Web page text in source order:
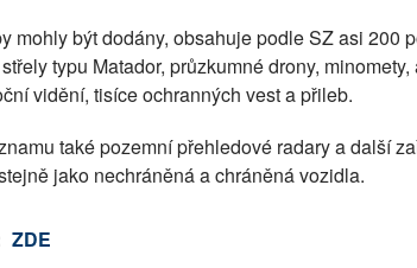
mohly být dodány, obsahuje podle SZ asi 200
typu Matador, průzkumné drony,
vidění, tisíce ochranných vest a přileb.
také pozemní přehledové radary a další
jako nechráněná a chráněná vozidla.
ZDE